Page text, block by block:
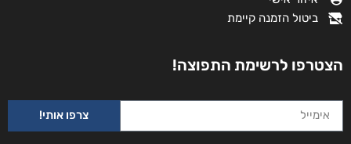
ביטול הזמנה קיימת
הצטרפו לרשימת התפוצה!
צרפו אותי!